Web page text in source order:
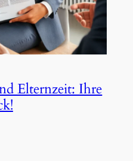
Elternzeit: Ihre